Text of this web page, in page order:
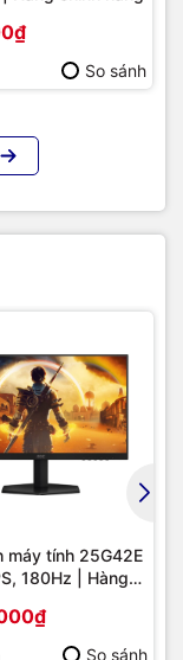
So sánh
máy tính 25G42E
180Hz | Hàng
So sánh